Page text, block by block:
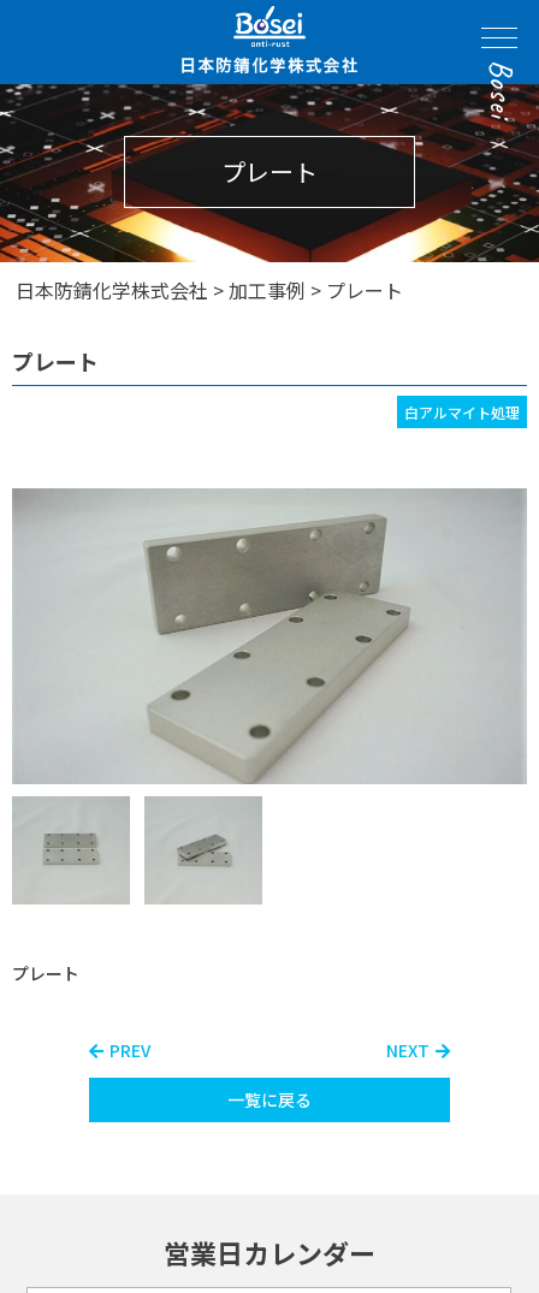
Bosei
プレート
日本防錆化学株式会社 >加工事例 > プレート
プレート
白アルマイト処理
プレート
PREV
一覧に戻る
NEXT
営業日カレンダー